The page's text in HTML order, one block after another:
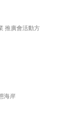
推廣會活動方
海岸